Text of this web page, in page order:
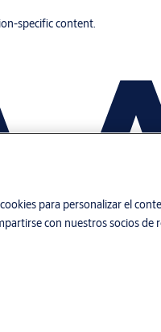
specific content.
para personalizar el
con nuestros socios de